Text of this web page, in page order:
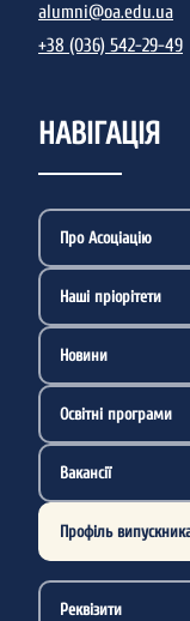
alumni@oa.edu.ua
+38 (036) 542-29-49
НАВІГАЦІЯ
Про Асоціацію
Наші пріорітети
Новини
Освітні програми
Вакансії
Профіль
Реквізити